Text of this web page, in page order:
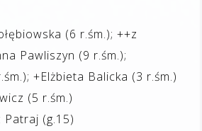
(6 r.śm.); ++z
Pawliszyn (9 r.śm.);
+Elżbieta Balicka (3 r.śm.)
(5 r.śm.)
Patraj (g.15)